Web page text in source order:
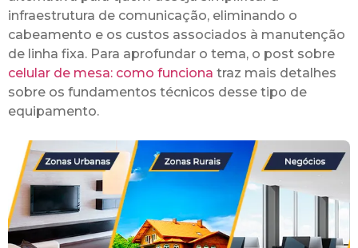
infraestrutura de comunicação, eliminando o
cabeamento e os custos associados à manutenção
de linha fixa. Para aprofundar o tema, o post sobre
celular de mesa: como funciona traz mais detalhes
sobre os fundamentos técnicos desse tipo de
equipamento.